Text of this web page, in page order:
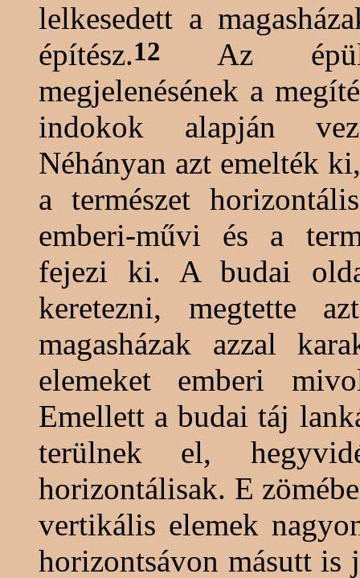
lelkesedett a
építész.12
Az
megjelenésének a
indokok alapján
Néhányan azt emelték
a természet
emberi-művi és a
fejezi ki. A budai
keretezni, megtette
magasházak azzal
elemeket emberi
Emellett a budai táj
terülnek el,
horizontálisak. E
vertikális elemek
horizontsávon másutt